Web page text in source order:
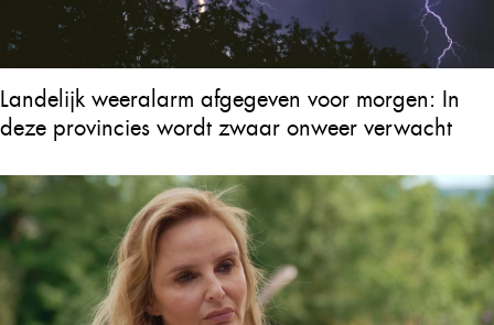
Landelijk weeralarm afgegeven voor morgen: In
deze provincies wordt zwaar onweer verwacht